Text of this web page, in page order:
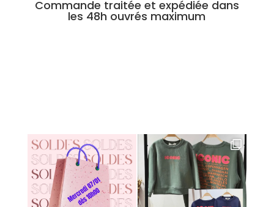
Commande traitée et expédiée dans
les 48h ouvrés maximum